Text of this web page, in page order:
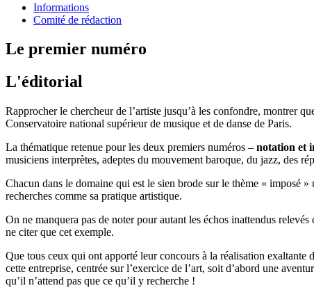
Informations
Comité de rédaction
Le premier numéro
L'éditorial
Rapprocher le chercheur de l’artiste jusqu’à les confondre, montrer
Conservatoire national supérieur de musique et de danse de Paris.
La thématique retenue pour les deux premiers numéros – notation et
musiciens interprètes, adeptes du mouvement baroque, du jazz, des
Chacun dans le domaine qui est le sien brode sur le thème « imposé
recherches comme sa pratique artistique.
On ne manquera pas de noter pour autant les échos inattendus
ne citer que cet exemple.
Que tous ceux qui ont apporté leur concours à la réalisation
cette entreprise, centrée sur l’exercice de l’art, soit d’abord une
qu’il n’attend pas que ce qu’il y recherche !